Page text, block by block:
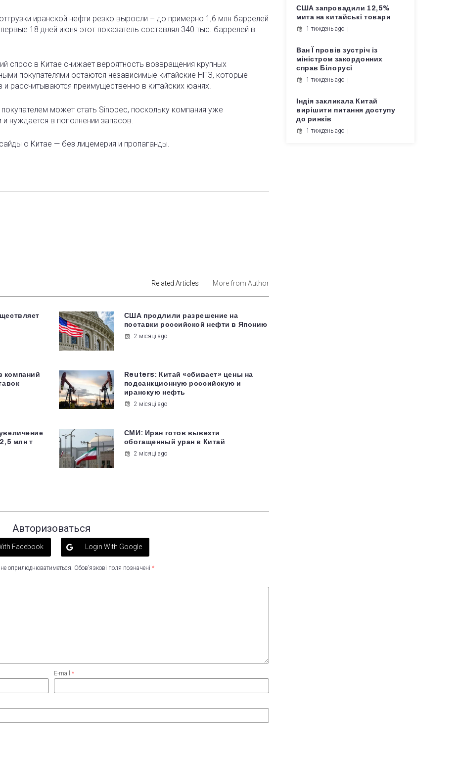
иранской нефти резко выросли – до примерно 1,6 млн баррелей
18 дней июня этот показатель составлял 340 тыс. баррелей в
спрос в Китае снижает вероятность возвращения крупных
покупателями остаются независимые китайские НПЗ, которые
рассчитываются преимущественно в китайских юанях.
может стать Sinopec, поскольку компания уже
нуждается в пополнении запасов.
о Китае — без лицемерия и пропаганды.
Related Articles More from Author
США продлили разрешение на
поставки российской нефти в Японию
2 місяці ago
компаний
Reuters: Китай «сбивает» цены на
подсанкционную российскую и
иранскую нефть
2 місяці ago
млн т
СМИ: Иран готов вывезти
обогащенный уран в Китай
2 місяці ago
Авторизоваться
Facebook Login With Google
оприлюднюватиметься. Обов’язкові поля позначені *
E-mail *
США запровадили 12,5%
мита на китайські товари
1 тиждень ago
Ван Ї провів зустріч із
міністром закордонних
справ Білорусі
1 тиждень ago
Індія закликала Китай
вирішити питання доступу
до ринків
1 тиждень ago